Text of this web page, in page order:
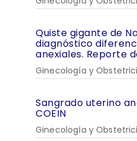
Quiste gigante de
diagnóstico
anexiales. Reporte
Ginecología y
Sangrado uterino
COEIN
Ginecología y